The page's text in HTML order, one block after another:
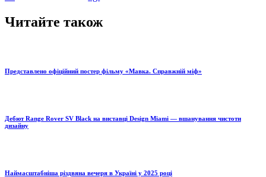
Читайте також
Представлено офіційний постер фільму «Мавка. Справжній міф»
Дебют Range Rover SV Black на виставці Design Miami — вшанування чистоти
дизайну
Наймасштабніша різдвяна вечеря в Україні у 2025 році